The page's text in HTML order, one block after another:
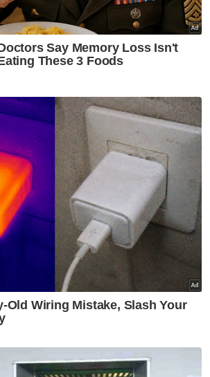
jual aset di bawah
belian - Anwar
beri bayangan berita